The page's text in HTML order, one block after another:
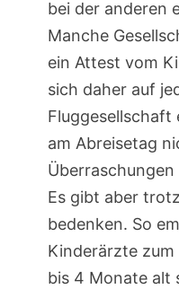
bei der anderen
Manche
ein Attest vom
sich daher auf
Fluggesellschaft
am Abreisetag
Es gibt aber
bedenken. So
Kinderärzte zum
bis 4 Monate alt